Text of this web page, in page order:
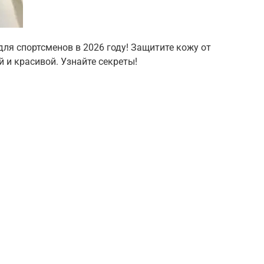
спортсменов в 2026 году! Защитите кожу от
и красивой. Узнайте секреты!